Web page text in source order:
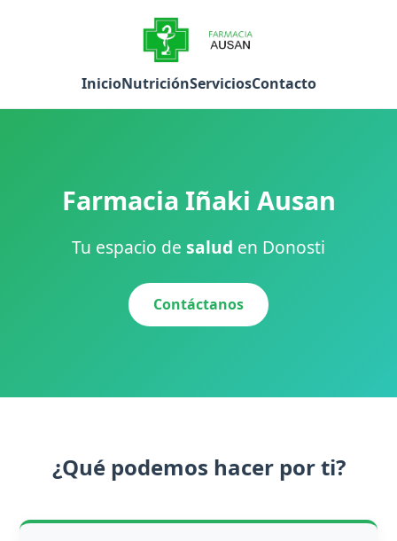
InicioNutriciónServiciosContacto
Farmacia Iñaki Ausan
Tu espacio de salud en Donosti
Contáctanos
¿Qué podemos hacer por ti?